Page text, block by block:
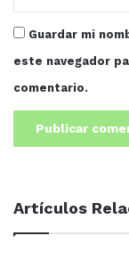
Guardar mi
este navegador
comentario.
Artículos